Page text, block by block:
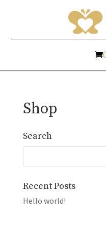
Shop
Search
Recent Posts
Hello world!